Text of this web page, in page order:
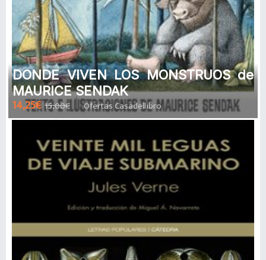
DONDE VIVEN LOS MONSTRUOS de
MAURICE SENDAK
14,25€ 15,00€ Ofertas Casadellibro